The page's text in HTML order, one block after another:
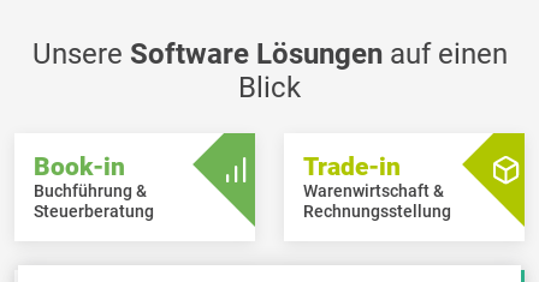
Unsere Software Lösungenauf einen
Blick
Book-in
Buchführung &
Steuerberatung
Trade-in
Warenwirtschaft &
Rechnungsstellung